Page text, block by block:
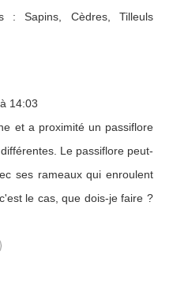
: Sapins, Cèdres, Tilleuls
14:03
et a proximité un passiflore
Le passiflore peut-
ses rameaux qui enroulent
le cas, que dois-je faire ?